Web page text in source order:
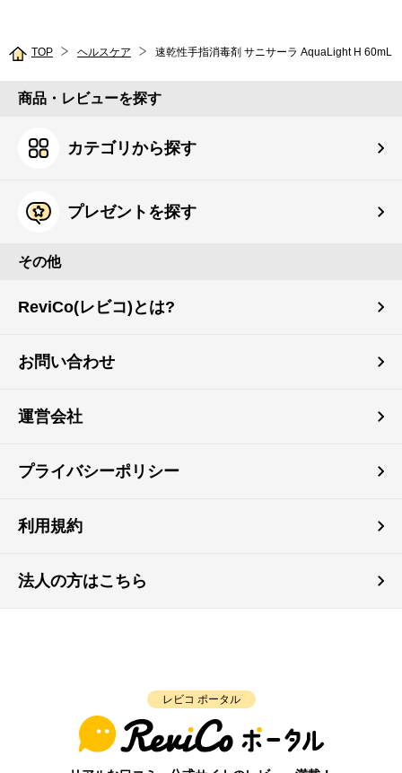
TOP ヘルスケア 速乾性手指消毒剤 サニサーラ AquaLight H 60mL
商品・レビューを探す
カテゴリから探す
プレゼントを探す
その他
ReviCo(レビコ)とは?
お問い合わせ
運営会社
プライバシーポリシー
利用規約
法人の方はこちら
レビコ ポータル